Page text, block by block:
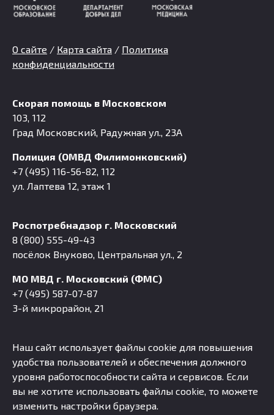
О сайте / Карта сайта / Политика
конфиденциальности
Скорая помощь в Московском
103, 112
Град Московский, Радужная ул., 23А
Полиция (ОМВД Филимонковский)
+7 (495) 116-56-82, 112
ул. Лаптева 12, этаж 1
Роспотребнадзор г. Московский
8 (800) 555-49-43
посёлок Внуково, Центральная ул., 2
МО МВД г. Московский (ФМС)
+7 (495) 587-07-87
3-й микрорайон, 21
Наш сайт использует файлы cookie для повышения
удобства пользователей и обеспечения должного
уровня работоспособности сайта и сервисов. Если
вы не хотите использовать файлы cookie, то можете
изменить настройки браузера.